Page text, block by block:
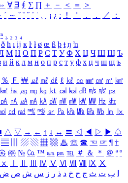
∀ ∃ ∮ ∑ ∏ ＋ － ＜ ＝
＞
´ ～ ˇ ˘ ˝ ˚ ˙ ¸ ¡ ¿ ː ！ ＇ ， ． ／
：
ⁿ ₁ ₂ ₃ ₄
ð ħ ı ĳ ĸ ŀ ł ø œ ß þ ŧ ŋ ŉ
М Н О П Р С Т У Ф Х Ц Ч Ш Щ Ъ
и й к л м н о п р с т у ф х ц ч ш щ ъ
％ Ｆ ￦ ㎕ ㎖ ㎗ ℓ ㎘ ㏄ ㎣ ㎤ ㎥ ㎦
㎢ ㏊ ㎍ ㎎ ㎏ ㏏ ㎈ ㎉ ㏈ ㎧ ㎨ ㎰
㎀ ㎁ ㎂ ㎃ ㎄ ㎺ ㎻ ㎽ ㎾ ㎿ ㎐ ㎑
㏅ ㎭ ㎮ ㎯ ㏛ ㎩ ㎪ ㎫ ㎬ ㏝ ㏐
㏓
△ ▽ → ← ↑ ↓ ↔ 〓 ◁ ◀ ▷ ▶ ♤
▤ ▨ ▧ ▦ ▩ ♨ ☏ ☎ ☜ ☞ ¶ †
㈜ № ㏇ ™ ㏂ ㏘ ℡ ＃ ＆ ＊ ＠ ª º
ⅹ Ⅳ Ⅴ Ⅵ Ⅶ Ⅷ Ⅸ Ⅹ
ب ت ث ج ح خ د ذ ر ز س ش ص ض